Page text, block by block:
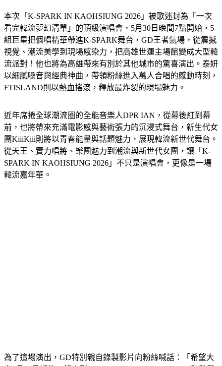
本次「K-SPARK IN KAOHSIUNG 2026」被歌迷封為「一次
看完韓流夢幻清單」的頂級演唱會，5月30日晚間7點開始，5
組巨星把個唱精華帶進K-SPARK舞台，GD王者氣場，從震撼
視覺、潮流美學到現場感染力，把高雄世運主場館變成大型韓
流派對！他也將為高雄帶來有別於其他城市的驚喜演出。泰妍
以細膩嗓音與經典神曲，帶領粉絲進入萬人合唱的感動時刻，
FTISLAND則以熱血搖滾，釋放最炸裂的現場魅力。
近年席捲全球潮流圈的全能音樂人DPR IAN，從幕後紅到幕
前，也將帶來充滿電影感與藝術張力的沉浸式舞台，新生代女
團KiiiKiii則將以青春能量與話題魅力，展現韓流新世代舞台。
從天王、實力唱將、樂團魅力到潮流與新世代女團，讓「K-
SPARK IN KAOHSIUNG 2026」不只是演唱會，更像是一場
韓流嘉年華。
為了這場演出，GD特別親自錄製影片向粉絲喊話：「希望大